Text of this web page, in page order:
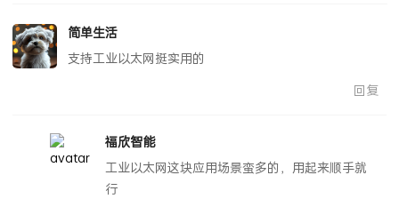
简单生活
支持工业以太网挺实用的
回复
福欣智能
工业以太网这块应用场景蛮多的，用起来顺手就
行